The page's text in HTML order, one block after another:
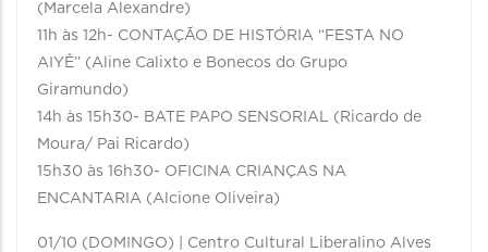
(Marcela Alexandre)
11h às 12h- CONTAÇÃO DE HISTÓRIA “FESTA NO
AIYÊ” (Aline Calixto e Bonecos do Grupo
Giramundo)
14h às 15h30- BATE PAPO SENSORIAL (Ricardo de
Moura/ Pai Ricardo)
15h30 às 16h30- OFICINA CRIANÇAS NA
ENCANTARIA (Alcione Oliveira)
01/10 (DOMINGO) | Centro Cultural Liberalino Alves